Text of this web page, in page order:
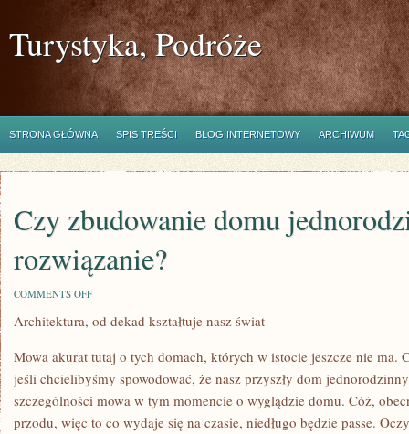
Turystyka, Podróże
STRONA GŁÓWNA SPIS TREŚCI BLOG INTERNETOWY ARCHIWUM
Czy zbudowanie domu
rozwiązanie?
COMMENTS OFFON
ZBUDOWANIE
TO
DOBRE
ROZWIĄZANIE?
Architektura, od dekad kształtuje nasz świat
Mowa akurat tutaj o tych domach, których w istocie jeszcze nie ma.
jeśli chcielibyśmy spowodować, że nasz przyszły dom
szczególności mowa w tym momencie o wyglądzie domu. Cóż,
przodu, więc to co wydaje się na czasie, niedługo będzie passe.